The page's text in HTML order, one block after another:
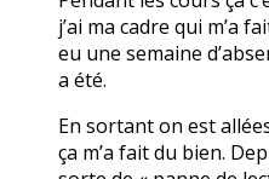
j’ai ma cadre qui m’a
eu une semaine
a été.
En sortant on est
ça m’a fait du bien.